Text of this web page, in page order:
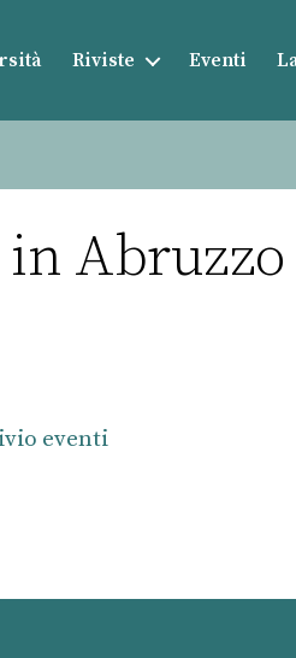
Riviste Eventi
Abruzzo
eventi